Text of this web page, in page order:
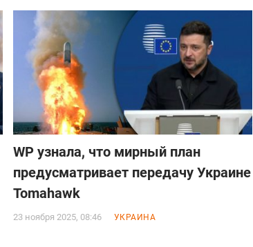
WP узнала, что мирный план
предусматривает передачу Украине
Tomahawk
23 ноября 2025, 08:46 УКРАИНА